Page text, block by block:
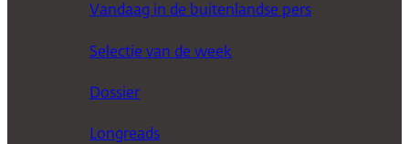
Vandaag in de buitenlandse pers
Selectie van de week
Dossier
Longreads